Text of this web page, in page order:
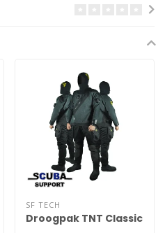
SF TECH
Droogpak TNT Classic